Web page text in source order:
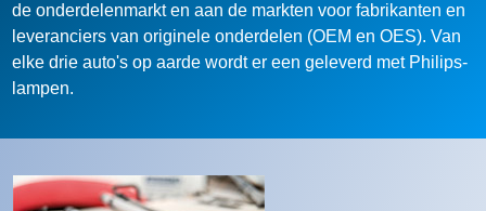
de onderdelenmarkt en aan de markten voor fabrikanten en
leveranciers van originele onderdelen (OEM en OES). Van
elke drie auto's op aarde wordt er een geleverd met Philips-
lampen.